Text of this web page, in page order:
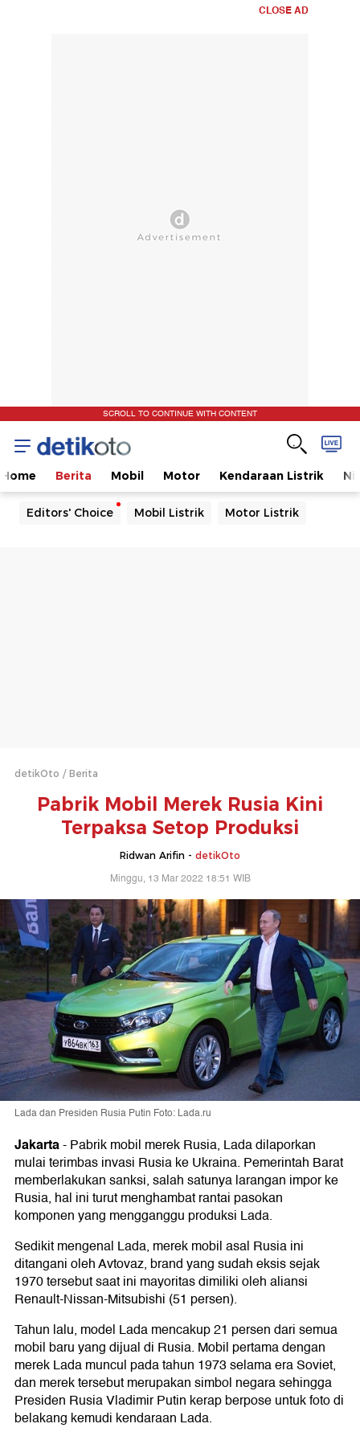
CLOSE AD
SCROLL TO CONTINUE WITH CONTENT
Home Berita Mobil Motor Kendaraan Listrik
Editors' Choice Mobil Listrik Motor Listrik
detikOto Berita
Pabrik Mobil Merek Rusia Kini
Terpaksa Setop Produksi
Ridwan Arifin - detikOto
Minggu, 13 Mar 2022 18:51 WIB
Lada dan Presiden Rusia Putin Foto: Lada.ru
Jakarta-Pabrik mobil merek Rusia, Lada dilaporkan
mulai terimbas invasi Rusia ke Ukraina. Pemerintah Barat
memberlakukan sanksi, salah satunya larangan impor ke
Rusia, hal ini turut menghambat rantai pasokan
komponen yang mengganggu produksi Lada.
Sedikit mengenal Lada, merek mobil asal Rusia ini
ditangani oleh Avtovaz, brand yang sudah eksis sejak
1970 tersebut saat ini mayoritas dimiliki oleh aliansi
Renault-Nissan-Mitsubishi (51 persen).
Tahun lalu, model Lada mencakup 21 persen dari semua
mobil baru yang dijual di Rusia. Mobil pertama dengan
merek Lada muncul pada tahun 1973 selama era Soviet,
dan merek tersebut merupakan simbol negara sehingga
Presiden Rusia Vladimir Putin kerap berpose untuk foto di
belakang kemudi kendaraan Lada.